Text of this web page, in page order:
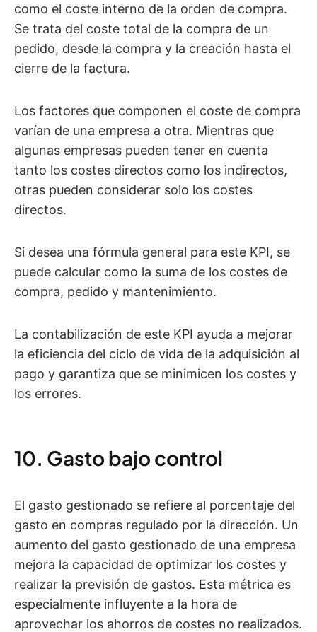
como el coste interno de la orden de compra.
Se trata del coste total de la compra de un
pedido, desde la compra y la creación hasta el
cierre de la factura.
Los factores que componen el coste de compra
varían de una empresa a otra. Mientras que
algunas empresas pueden tener en cuenta
tanto los costes directos como los indirectos,
otras pueden considerar solo los costes
directos.
Si desea una fórmula general para este KPI, se
puede calcular como la suma de los costes de
compra, pedido y mantenimiento.
La contabilización de este KPI ayuda a mejorar
la eficiencia del ciclo de vida de la adquisición al
pago y garantiza que se minimicen los costes y
los errores.
10. Gasto bajo control
El gasto gestionado se refiere al porcentaje del
gasto en compras regulado por la dirección. Un
aumento del gasto gestionado de una empresa
mejora la capacidad de optimizar los costes y
realizar la previsión de gastos. Esta métrica es
especialmente influyente a la hora de
aprovechar los ahorros de costes no realizados.